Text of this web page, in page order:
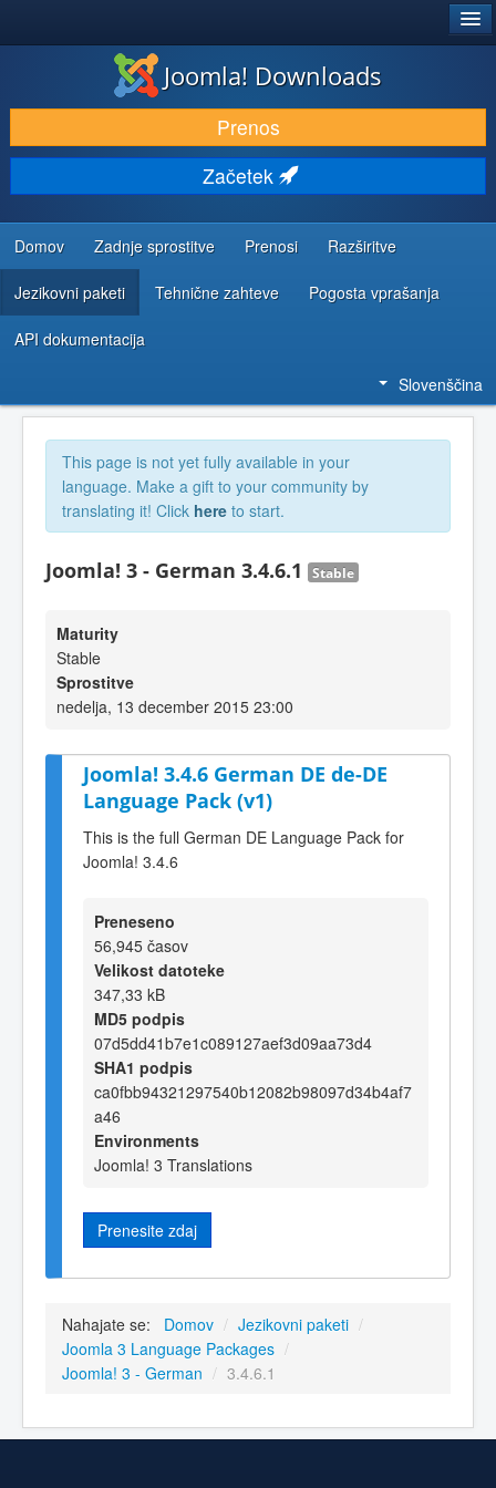
PRENESI IN RAZŠIRI
ODKRIJTE & IZVEJTE
SKUPNOST IN PODPORA
VIRI ZA RAZVIJALCE
Joomla! Downloads
Prenos
Začetek
Domov Zadnje sprostitve Prenosi Razširitve
Jezikovni paketi Tehnične zahteve Pogosta vprašanja
API dokumentacija
Slovenščina
This page is not yet fully available in your
language. Make a gift to your community by
translating it! Click here to start.
Joomla! 3 - German 3.4.6.1 Stable
Maturity
Stable
Sprostitve
nedelja, 13 december 2015 23:00
Joomla! 3.4.6 German DE de-DE
Language Pack (v1)
This is the full German DE Language Pack for
Joomla! 3.4.6
Preneseno
56,945 časov
Velikost datoteke
347,33 kB
MD5 podpis
07d5dd41b7e1c089127aef3d09aa73d4
SHA1 podpis
ca0fbb94321297540b12082b98097d34b4af7
a46
Environments
Joomla! 3 Translations
Prenesite zdaj
Nahajate se: Domov / Jezikovni paketi /
Joomla 3 Language Packages /
Joomla! 3 - German / 3.4.6.1